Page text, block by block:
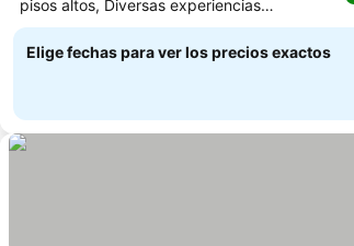
pisos altos, Diversas experiencias
gastronómicas internacionales
Elige fechas para ver los precios exactos